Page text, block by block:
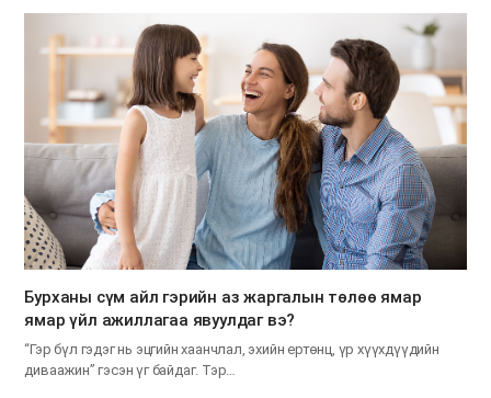
Бурханы сүм айл гэрийн аз жаргалын төлөө ямар
ямар үйл ажиллагаа явуулдаг вэ?
“Гэр бүл гэдэг нь эцгийн хаанчлал, эхийн ертөнц, үр хүүхдүүдийн
диваажин” гэсэн үг байдаг. Тэр…